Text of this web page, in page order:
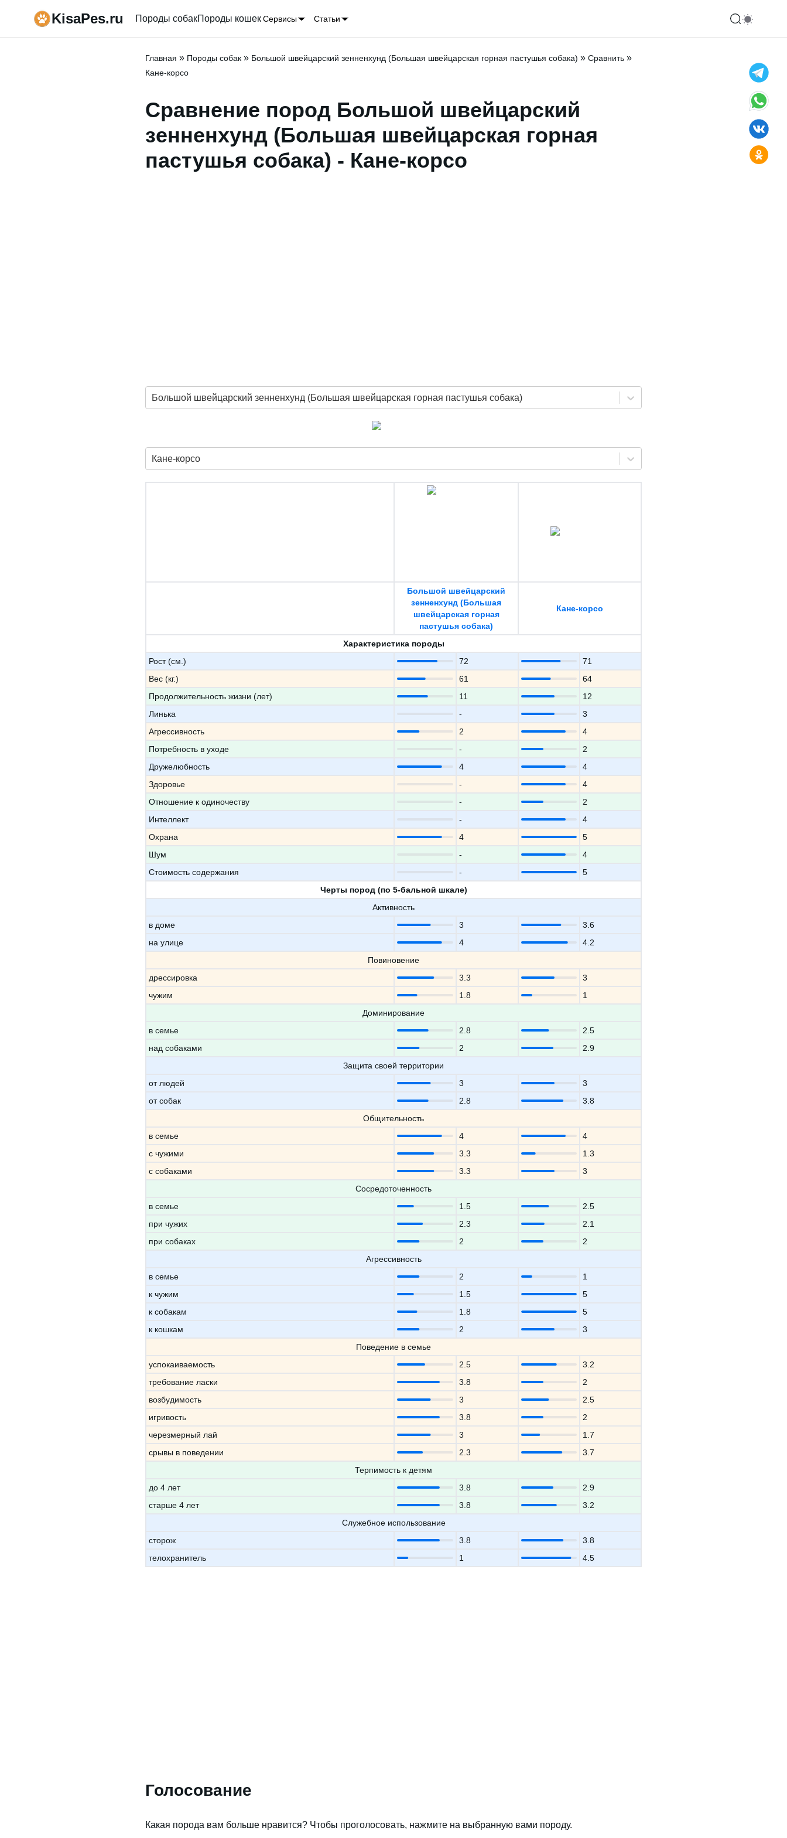
KisaPes.ru Породы собакПороды кошекСервисы Статьи
Главная » Породы собак » Большой швейцарский зенненхунд (Большая швейцарская горная пастушья собака) » Сравнить »
Кане-корсо
Сравнение пород Большой швейцарский
зенненхунд (Большая швейцарская горная
пастушья собака) - Кане-корсо
Большой швейцарский зенненхунд (Большая швейцарская горная пастушья собака)
Кане-корсо
Большой швейцарский
зенненхунд (Большая
швейцарская горная
пастушья собака)
Кане-корсо
Характеристика породы
Рост (см.)
72
71
Вес (кг.)
61
64
Продолжительность жизни (лет)
11
12
Линька
-
3
Агрессивность
2
4
Потребность в уходе
-
2
Дружелюбность
4
4
Здоровье
-
4
Отношение к одиночеству
-
2
Интеллект
-
4
Охрана
4
5
Шум
-
4
Стоимость содержания
-
5
Черты пород (по 5-бальной шкале)
Активность
в доме
3
3.6
на улице
4
4.2
Повиновение
дрессировка
3.3
3
чужим
1.8
1
Доминирование
в семье
2.8
2.5
над собаками
2
2.9
Защита своей территории
от людей
3
3
от собак
2.8
3.8
Общительность
в семье
4
4
с чужими
3.3
1.3
с собаками
3.3
3
Сосредоточенность
в семье
1.5
2.5
при чужих
2.3
2.1
при собаках
2
2
Агрессивность
в семье
2
1
к чужим
1.5
5
к собакам
1.8
5
к кошкам
2
3
Поведение в семье
успокаиваемость
2.5
3.2
требование ласки
3.8
2
возбудимость
3
2.5
игривость
3.8
2
черезмерный лай
3
1.7
срывы в поведении
2.3
3.7
Терпимость к детям
до 4 лет
3.8
2.9
старше 4 лет
3.8
3.2
Служебное использование
сторож
3.8
3.8
телохранитель
1 4.5
Голосование
Какая порода вам больше нравится? Чтобы проголосовать, нажмите на выбранную вами породу.